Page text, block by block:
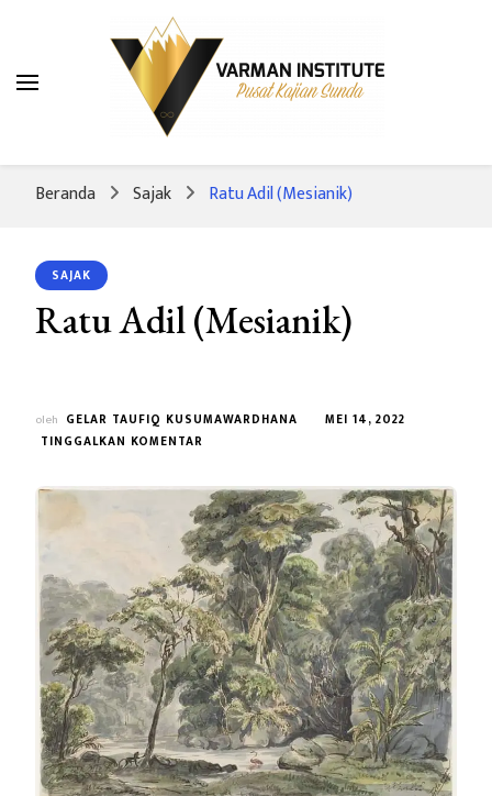
Varman Institute
Pusat Kajian Sunda
Beranda Sajak Ratu Adil (Mesianik)
SAJAK
Ratu Adil (Mesianik)
oleh GELAR TAUFIQ KUSUMAWARDHANA
MEI 14, 2022
TINGGALKAN KOMENTAR
ADIL
(MESIANIK)